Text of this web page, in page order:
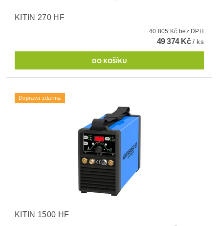
KITIN 270 HF
40 805 Kč bez DPH
49 374 Kč/ ks
Doprava zdarma
KITIN 1500 HF